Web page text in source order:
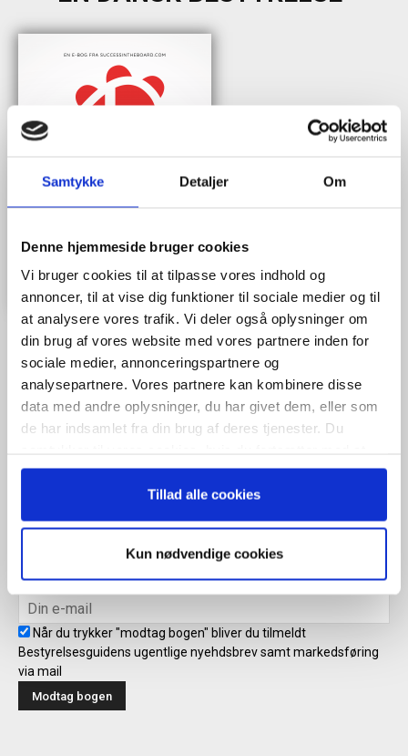
Samtykke Detaljer Om
Denne hjemmeside bruger cookies
Vi bruger cookies til at tilpasse vores indhold og
annoncer, til at vise dig funktioner til sociale medier og til
at analysere vores trafik. Vi deler også oplysninger om
din brug af vores website med vores partnere inden for
sociale medier, annonceringspartnere og
analysepartnere. Vores partnere kan kombinere disse
data med andre oplysninger, du har givet dem, eller som
de har indsamlet fra din brug af deres tjenester. Du
anvende vores hjemmeside.
Tillad alle cookies
Kun nødvendige cookies
Når du trykker "modtag bogen" bliver du tilmeldt Bestyrelsesguidens
ugentlige nyhedsbrev samt markedsføring via mail.
Tilmeld
Modtag bogen direkte i din
mailboks
Når du trykker "modtag bogen" bliver du tilmeldt
Bestyrelsesguidens ugentlige nyehdsbrev samt markedsføring
via mail